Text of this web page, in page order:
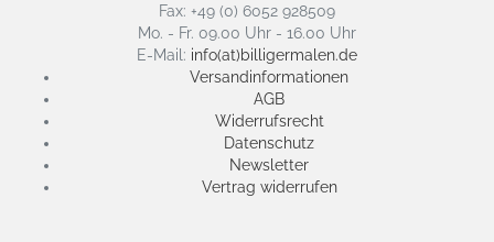
Fax: +49 (0) 6052 928509
Mo. - Fr. 09.00 Uhr - 16.00 Uhr
E-Mail: info(at)billigermalen.de
Versandinformationen
AGB
Widerrufsrecht
Datenschutz
Newsletter
Vertrag widerrufen